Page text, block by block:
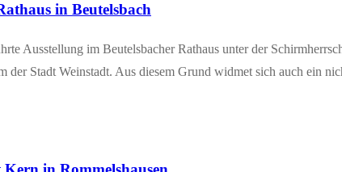
in Beutelsbach
Aus­stel­lung im Beu­tels­ba­cher Rat­haus unter der
der Stadt Wein­stadt. Aus die­sem Grund wid­met sich auch ein